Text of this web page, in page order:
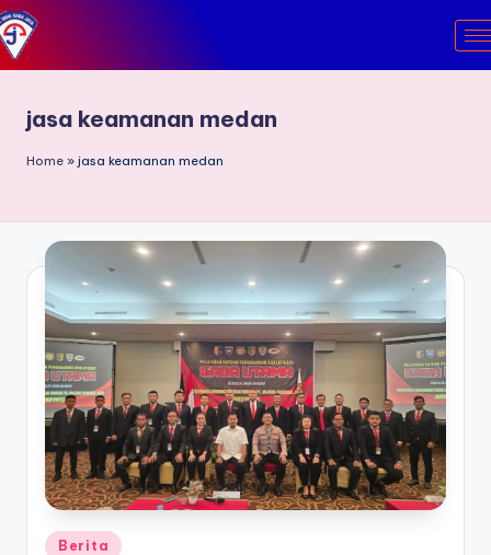
Skip
to
jasa keamanan medan
Home » jasa keamanan medan
Berita